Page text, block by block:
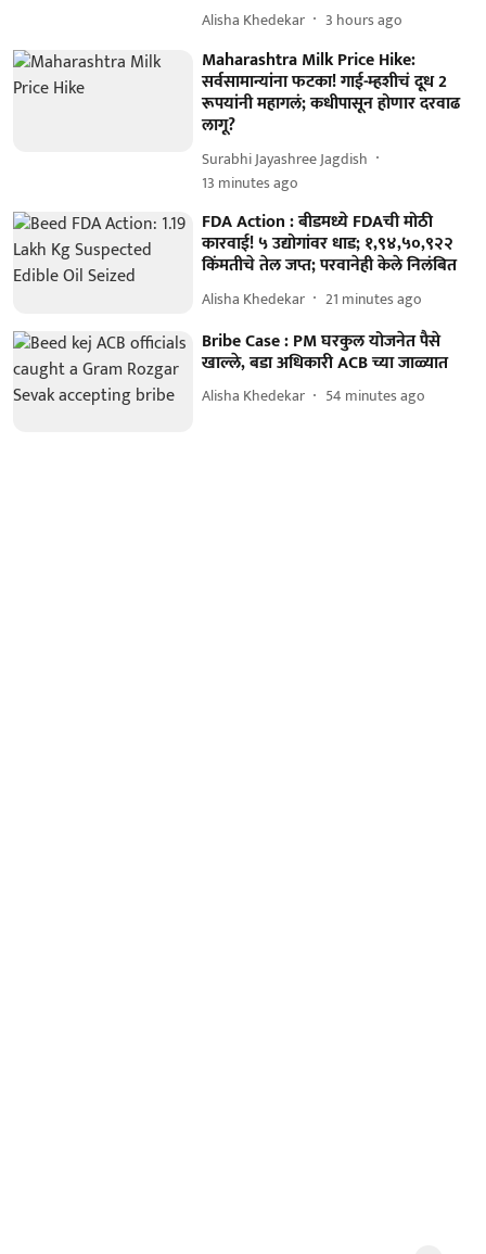
Alisha Khedekar 3 hours ago
Maharashtra Milk Price Hike:
सर्वसामान्यांना फटका! गाई-म्हशीचं दूध 2
रूपयांनी महागलं; कधीपासून होणार दरवाढ
लागू?
Surabhi Jayashree Jagdish
13 minutes ago
FDA Action : बीडमध्ये FDAची मोठी
कारवाई! ५ उद्योगांवर धाड; १,९४,५०,९२२
किंमतीचे तेल जप्त; परवानेही केले निलंबित
Alisha Khedekar 21 minutes ago
Bribe Case : PM घरकुल योजनेत पैसे
खाल्ले, बडा अधिकारी ACB च्या जाळ्यात
Alisha Khedekar 54 minutes ago